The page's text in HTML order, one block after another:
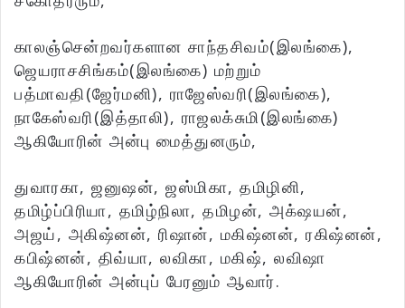
காலஞ்சென்றவர்களான சாந்தசிவம்(இலங்கை),
ஜெயராசசிங்கம்(இலங்கை) மற்றும்
பத்மாவதி(ஜேர்மனி), ராஜேஸ்வரி(இலங்கை),
நாகேஸ்வரி(இத்தாலி), ராஜலக்சுமி(இலங்கை)
ஆகியோரின் அன்பு மைத்துனரும்,
துவாரகா, ஜனுஷன், ஜஸ்மிகா, தமிழினி,
தமிழ்ப்பிரியா, தமிழ்நிலா, தமிழன், அக்‌ஷயன்,
அஜய், அகிஷ்னன், ரிஷான், மகிஷ்னன், ரகிஷ்னன்,
கபிஷ்னன், திவ்யா, லவிகா, மகிஷ், லவிஷா
ஆகியோரின் அன்புப் பேரனும் ஆவார்.